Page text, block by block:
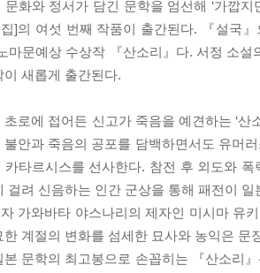
문화와 정서가 담긴 문학을 엄선해 ‘가깝
]의 여섯 번째 작품이 출간된다. 『설국
마문예상 수상작 『산소리』다. 서정 소
이 새롭게 출간된다.
초로에 접어든 신고가 죽음을 예견하는 ‘
불안과 죽음의 공포를 담백하면서도 유머
카타르시스를 선사한다. 참전 후 외도와
걸려 신음하는 인간 군상을 통해 패전이
가와바타 야스나리의 제자인 미시마 유
한 계절의 변화를 섬세한 묘사와 농익은
본 문학의 최고봉으로 손꼽히는 『산소리